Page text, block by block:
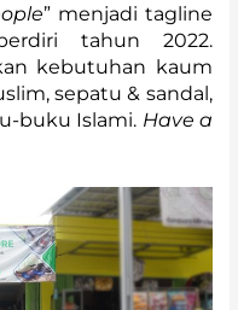
” menjadi tagline
tahun 2022.
kebutuhan kaum
sepatu & sandal,
buku Islami. Have a